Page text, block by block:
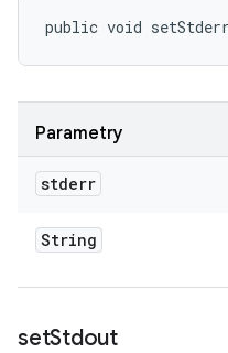
public void
Parametry
stderr
String
setStdout